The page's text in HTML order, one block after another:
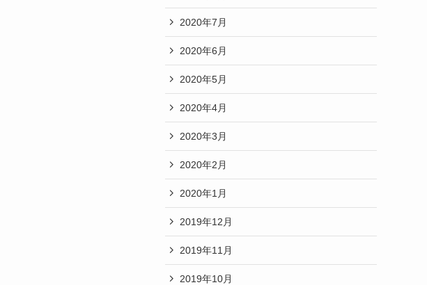
2020年7月
2020年6月
2020年5月
2020年4月
2020年3月
2020年2月
2020年1月
2019年12月
2019年11月
2019年10月